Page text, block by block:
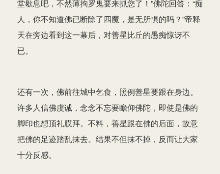
堂歇息吧，不然薄拘罗鬼要来抓您了！”佛陀回答：“痴
人，你不知道佛已断除了四魔，是无所惧的吗？”帝释
天在旁边看到这一幕后，对善星比丘的愚痴惊讶不
已。
还有一次，佛前往城中乞食，照例善星要跟在身边。
许多人信佛虔诚，念念不忘要瞻仰佛陀，即使是佛的
脚印也想顶礼膜拜。不料，善星跟在佛的后面，故意
把佛的足迹踏乱抹去。结果不但抹不掉，反而让大家
十分反感。